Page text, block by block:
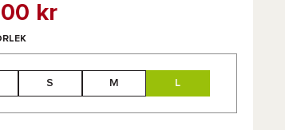
kr
S M L